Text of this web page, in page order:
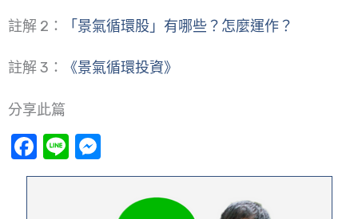
註解 2： 「景氣循環股」有哪些？怎麼運作？
註解 3： 《景氣循環投資》
分享此篇
Facebook
Line